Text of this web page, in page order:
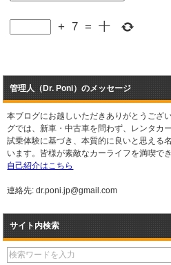
+ 7 = 十
管理人（Dr. Poni）のメッセージ
本ブログにお越しいただきありがとうござ
グでは、新車・中古車を問わず、レンタカ
試乗体験に基づき、本質的に良いと思える
います。皆様が素敵なカーライフを満喫で
自己紹介はこちら
連絡先: dr.poni.jp@gmail.com
サイト内検索